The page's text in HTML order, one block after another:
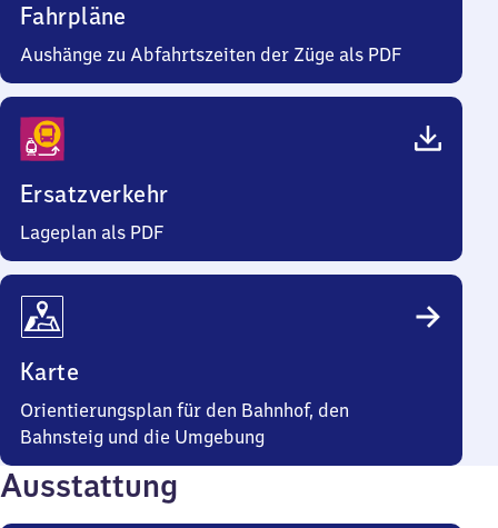
Fahrpläne
Aushänge zu Abfahrtszeiten der Züge als PDF
Ersatzverkehr
Lageplan als PDF
Karte
Orientierungsplan für den Bahnhof, den
Bahnsteig und die Umgebung
Ausstattung